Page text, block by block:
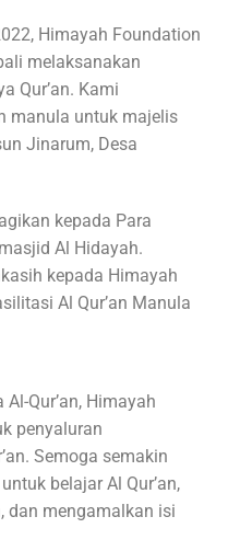
Himayah Foundation
melaksanakan
Qur’an. Kami
manula untuk majelis
Jinarum, Desa
kepada Para
Al Hidayah.
kepada Himayah
Al Qur’an Manula
Qur’an, Himayah
penyaluran
Semoga semakin
belajar Al Qur’an,
dan mengamalkan isi